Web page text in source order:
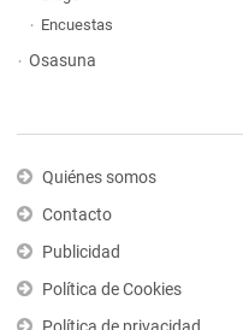
Encuestas
Osasuna
Quiénes somos
Contacto
Publicidad
Política de Cookies